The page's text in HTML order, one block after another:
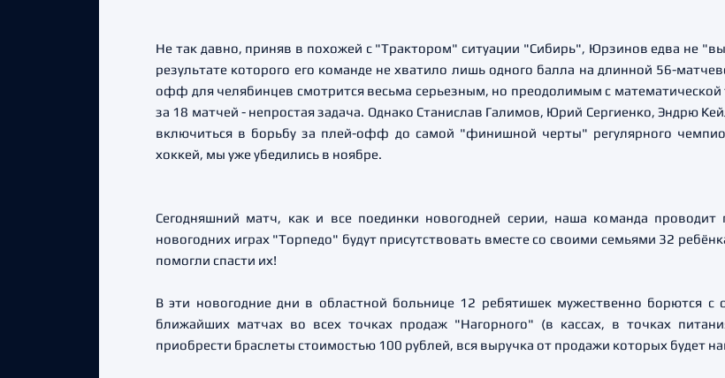
Не так давно, приняв в похожей с "Трактором" ситуации "Сибирь", Юрзинов едва не
результате которого его команде не хватило лишь одного балла на длинной 56-
офф для челябинцев смотрится весьма серьезным, но преодолимым с математической
за 18 матчей - непростая задача. Однако Станислав Галимов, Юрий Сергиенко, Эндрю
включиться в борьбу за плей-офф до самой "финишной черты" регулярного
хоккей, мы уже убедились в ноябре.
Сегодняшний матч, как и все поединки новогодней серии, наша команда
новогодних играх "Торпедо" будут присутствовать вместе со своими семьями 32
помогли спасти их!
В эти новогодние дни в областной больнице 12 ребятишек мужественно борются
ближайших матчах во всех точках продаж "Нагорного" (в кассах, в точках
приобрести браслеты стоимостью 100 рублей, вся выручка от продажи которых будет